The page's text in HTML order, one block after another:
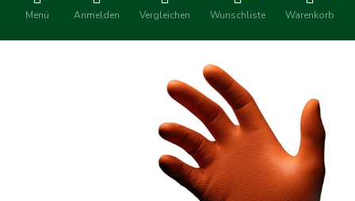
Menü Anmelden Vergleichen Wunschliste Warenkorb